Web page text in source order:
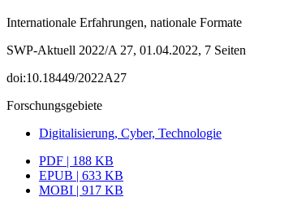
Internationale Erfahrungen, nationale Formate
SWP-Aktuell 2022/A 27, 01.04.2022, 7 Seiten
doi:10.18449/2022A27
Forschungsgebiete
Digitalisierung, Cyber, Technologie
PDF | 188 KB
EPUB | 633 KB
MOBI | 917 KB